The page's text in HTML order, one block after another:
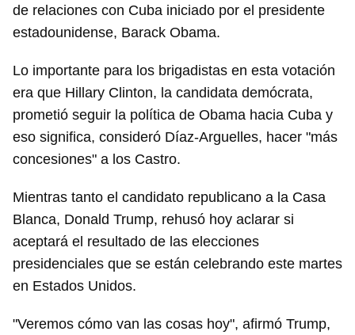
de relaciones con Cuba iniciado por el presidente
estadounidense, Barack Obama.
Lo importante para los brigadistas en esta votación
era que Hillary Clinton, la candidata demócrata,
prometió seguir la política de Obama hacia Cuba y
eso significa, consideró Díaz-Arguelles, hacer "más
concesiones" a los Castro.
Mientras tanto el candidato republicano a la Casa
Blanca, Donald Trump, rehusó hoy aclarar si
aceptará el resultado de las elecciones
presidenciales que se están celebrando este martes
en Estados Unidos.
"Veremos cómo van las cosas hoy", afirmó Trump,